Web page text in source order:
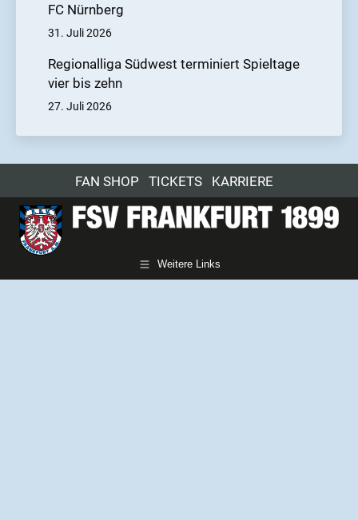
FC Nürnberg
31. Juli 2026
Regionalliga Südwest terminiert Spieltage
vier bis zehn
27. Juli 2026
FAN SHOP TICKETS KARRIERE
Weitere Links